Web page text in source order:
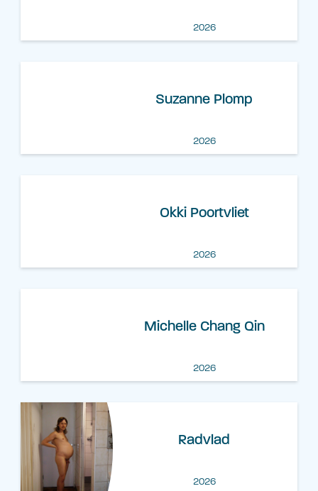
2026
Suzanne Plomp
2026
Okki Poortvliet
2026
Michelle Chang Qin
2026
Radvlad
2026